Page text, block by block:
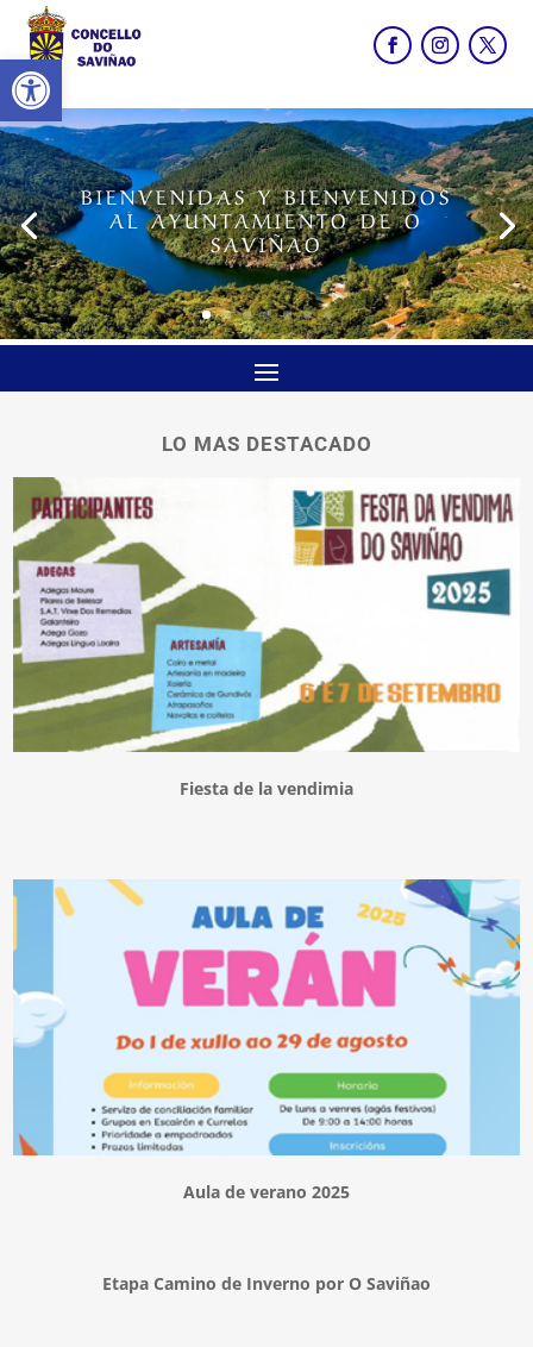
Abrir barra de herramientas
BIENVENIDAS Y BIENVENIDOS
AL AYUNTAMIENTO DE O
SAVIÑAO
LO MAS DESTACADO
Fiesta de la vendimia
Aula de verano 2025
Etapa Camino de Inverno por O Saviñao